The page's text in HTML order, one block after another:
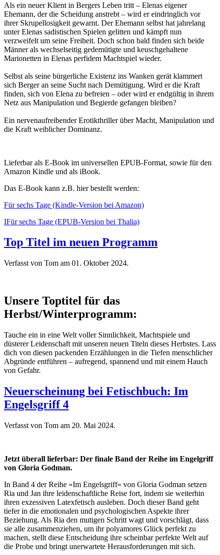
Als ein neuer Klient in Bergers Leben tritt – Elenas eigener
Ehemann, der die Scheidung anstrebt – wird er eindringlich vor
ihrer Skrupellosigkeit gewarnt. Der Ehemann selbst hat jahrelang
unter Elenas sadistischen Spielen gelitten und kämpft nun
verzweifelt um seine Freiheit. Doch schon bald finden sich beide
Männer als wechselseitig gedemütigte und keuschgehaltene
Marionetten in Elenas perfidem Machtspiel wieder.
Selbst als seine bürgerliche Existenz ins Wanken gerät klammert
sich Berger an seine Sucht nach Demütigung. Wird er die Kraft
finden, sich von Elena zu befreien – oder wird er endgültig in ihrem
Netz aus Manipulation und Begierde gefangen bleiben?
Ein nervenaufreibender Erotikthriller über Macht, Manipulation und
die Kraft weiblicher Dominanz.
Lieferbar als E-Book im universellen EPUB-Format, sowie für den
Amazon Kindle und als iBook.
Das E-Book kann z.B. hier bestellt werden:
Für sechs Tage (Kindle-Version bei Amazon)
IFür sechs Tage (EPUB-Version bei Thalia)
Top Titel im neuen Programm
Verfasst von Tom am 01. Oktober 2024.
Unsere Toptitel für das
Herbst/Winterprogramm:
Tauche ein in eine Welt voller Sinnlichkeit, Machtspiele und
düsterer Leidenschaft mit unseren neuen Titeln dieses Herbstes. Lass
dich von diesen packenden Erzählungen in die Tiefen menschlicher
Abgründe entführen – aufregend, spannend und mit einem Hauch
von Gefahr.
Neuerscheinung bei Fetischbuch: Im
Engelsgriff 4
Verfasst von Tom am 20. Mai 2024.
Jetzt überall lieferbar: Der finale Band der Reihe im Engelgriff
von Gloria Godman.
In Band 4 der Reihe »Im Engelsgriff« von Gloria Godman setzen
Ria und Jan ihre leidenschaftliche Reise fort, indem sie weiterhin
ihren exzessiven Latexfetisch ausleben. Doch dieser Band geht
tiefer in die emotionalen und psychologischen Aspekte ihrer
Beziehung. Als Ria den mutigen Schritt wagt und vorschlägt, dass
sie alle zusammenziehen, um ihr polyamores Glück perfekt zu
machen, stellt diese Entscheidung ihre scheinbar perfekte Welt auf
die Probe und bringt unerwartete Herausforderungen mit sich.